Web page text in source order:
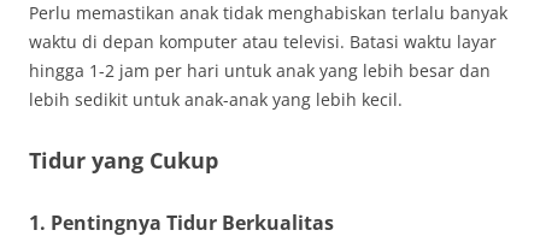
Perlu memastikan anak tidak menghabiskan terlalu banyak
waktu di depan komputer atau televisi. Batasi waktu layar
hingga 1-2 jam per hari untuk anak yang lebih besar dan
lebih sedikit untuk anak-anak yang lebih kecil.
Tidur yang Cukup
1. Pentingnya Tidur Berkualitas